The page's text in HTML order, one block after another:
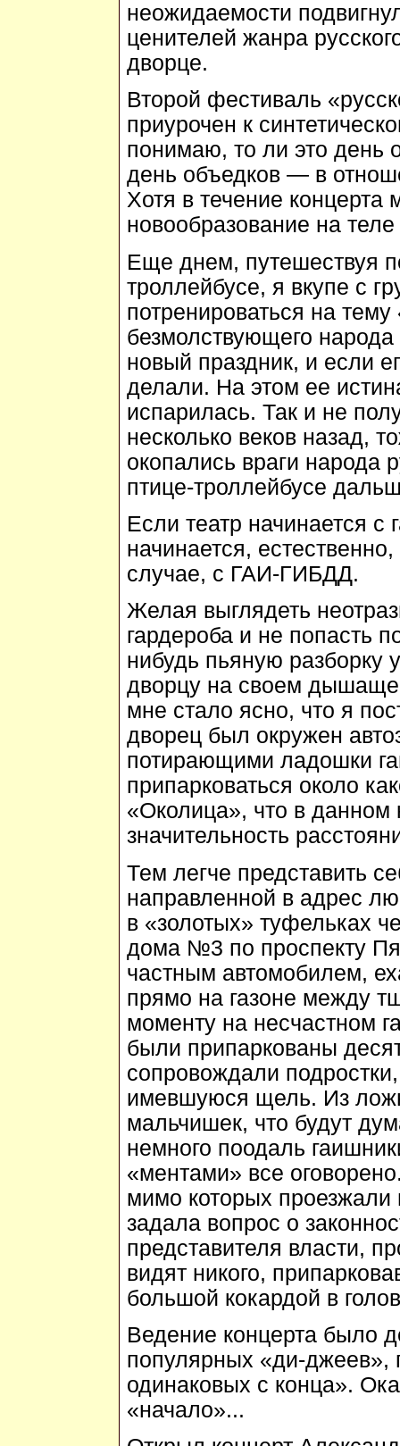
неожидаемости
ценителей жанра
дворце.
Второй фестиваль
приурочен к
понимаю, то ли это день
день объедков — в
Хотя в течение концерта
новообразование на
Еще днем, путешествуя
троллейбусе, я вкупе с
потренироваться на
безмолствующего
новый праздник, и если
делали. На этом ее
испарилась. Так и не
несколько веков назад,
окопались враги народа
птице-троллейбусе
Если театр начинается с
начинается,
случае, с ГАИ-ГИБДД.
Желая выглядеть
гардероба и не попасть
нибудь пьяную разборку
дворцу на своем
мне стало ясно, что я
дворец был окружен
потирающими ладошки
припарковаться около
«Околица», что в данном
значительность
Тем легче представить
направленной в адрес
в «золотых» туфельках
дома №3 по проспекту
частным автомобилем,
прямо на газоне между
моменту на несчастном
были припаркованы
сопровождали
имевшуюся щель. Из
мальчишек, что будут
немного поодаль
«ментами» все
мимо которых
задала вопрос о
представителя власти,
видят никого,
большой кокардой в
Ведение концерта было
популярных «ди-джеев»,
одинаковых с конца».
«начало»...